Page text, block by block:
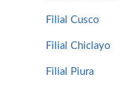
Filial Cusco
Filial Chiclayo
Filial Piura